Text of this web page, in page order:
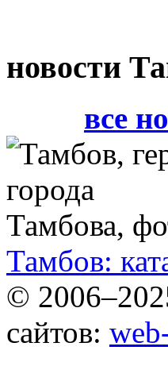
новости
все
Тамбов:
©
сайтов: